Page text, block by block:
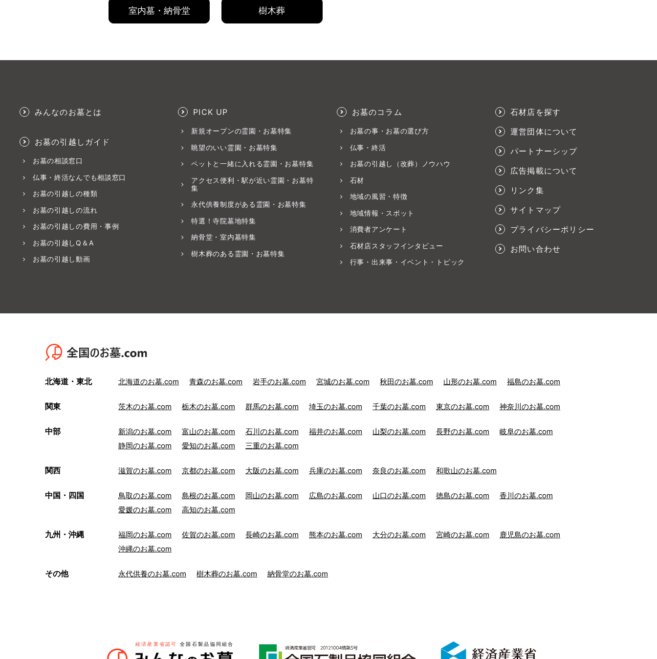
室内墓・納骨堂 樹木葬
みんなのお墓とは
お墓の引越しガイド
お墓の相談窓口
仏事・終活なんでも相談窓口
お墓の引越しの種類
お墓の引越しの流れ
お墓の引越しの費用・事例
お墓の引越しQ＆A
お墓の引越し動画
PICK UP
新規オープンの霊園・お墓特集
眺望のいい霊園・お墓特集
ペットと一緒に入れる霊園・お墓特集
アクセス便利・駅が近い霊園・お墓特
集
永代供養制度がある霊園・お墓特集
特選！寺院墓地特集
納骨堂・室内墓特集
樹木葬のある霊園・お墓特集
お墓のコラム
お墓の事・お墓の選び方
仏事・終活
お墓の引越し（改葬）ノウハウ
石材
地域の風習・特徴
地域情報・スポット
消費者アンケート
石材店スタッフインタビュー
行事・出来事・イベント・トピック
石材店を探す
運営団体について
パートナーシップ
広告掲載について
リンク集
サイトマップ
プライバシーポリシー
お問い合わせ
北海道・東北 北海道のお墓.com 青森のお墓.com 岩手のお墓.com 宮城のお墓.com 秋田のお墓.com 山形のお墓.com 福島のお墓.com
関東 茨木のお墓.com 栃木のお墓.com 群馬のお墓.com 埼玉のお墓.com 千葉のお墓.com 東京のお墓.com 神奈川のお墓.com
中部 新潟のお墓.com 富山のお墓.com 石川のお墓.com 福井のお墓.com 山梨のお墓.com 長野のお墓.com
岐阜のお墓.com
静岡のお墓.com
愛知のお墓.com 三重のお墓.com
関西 滋賀のお墓.com 京都のお墓.com 大阪のお墓.com 兵庫のお墓.com 奈良のお墓.com 和歌山のお墓.com
中国・四国 鳥取のお墓.com 島根のお墓.com 岡山のお墓.com 広島のお墓.com 山口のお墓.com 徳島のお墓.com
香川のお墓.com
愛媛のお墓.com
高知のお墓.com
九州・沖縄 福岡のお墓.com 佐賀のお墓.com 長崎のお墓.com 熊本のお墓.com 大分のお墓.com 宮崎のお墓.com
鹿児島のお墓.com
沖縄のお墓.com
その他 永代供養のお墓.com 樹木葬のお墓.com 納骨堂のお墓.com